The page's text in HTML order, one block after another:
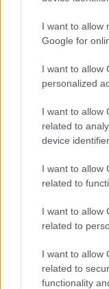
I want to allow
Google for
I want to allow
personalized
I want to allow
related to
device
I want to allow
related to
I want to allow
related to
I want to allow
related to
functionality
V zalivu na Pašmanu
truplo 24-letnega
Na bencinskem
Dravogradu zagorel
zaposleni
Obvestila